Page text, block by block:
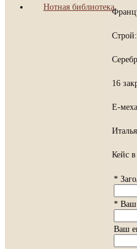
Нотная библиотека
16
E-
Кейс
*
* Ваш
Ваш